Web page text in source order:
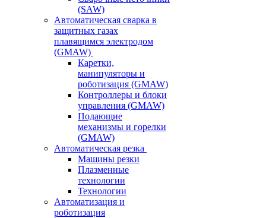
(SAW)
Автоматическая сварка в
защитных газах
плавящимся электродом
(GMAW)
Каретки,
манипуляторы и
роботизация (GMAW)
Контроллеры и блоки
управления (GMAW)
Подающие
механизмы и горелки
(GMAW)
Автоматическая резка
Машины резки
Плазменные
технологии
Технологии
Автоматизация и
роботизация